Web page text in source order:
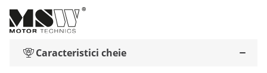
Caracteristici cheie